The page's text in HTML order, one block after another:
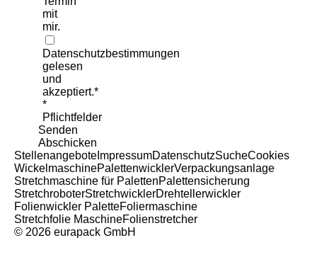
Bitte nicht ausfüllen
mit
mir.
Datenschutzbestimmungen
gelesen
und
akzeptiert.*
*
Pflichtfelder
Senden
Abschicken
Stellenangebote ImpressumDatenschutzSucheCookies
WickelmaschinePalettenwicklerVerpackungsanlage
Stretchmaschine für PalettenPalettensicherung
StretchroboterStretchwicklerDrehtellerwickler
Folienwickler PaletteFoliermaschine
Stretchfolie MaschineFolienstretcher
© 2026 eurapack GmbH